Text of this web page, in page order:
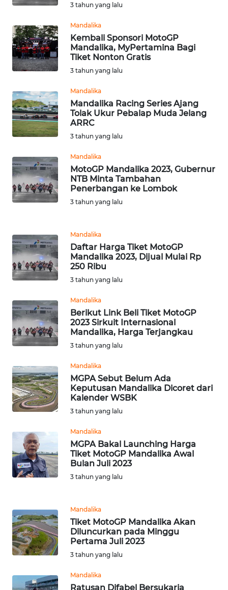
3 tahun yang lalu
Mandalika
Kembali Sponsori MotoGP
Mandalika, MyPertamina Bagi
Tiket Nonton Gratis
3 tahun yang lalu
Mandalika
Mandalika Racing Series Ajang
Tolak Ukur Pebalap Muda Jelang
ARRC
3 tahun yang lalu
Mandalika
MotoGP Mandalika 2023, Gubernur
NTB Minta Tambahan
Penerbangan ke Lombok
3 tahun yang lalu
Mandalika
Daftar Harga Tiket MotoGP
Mandalika 2023, Dijual Mulai Rp
250 Ribu
3 tahun yang lalu
Mandalika
Berikut Link Beli Tiket MotoGP
2023 Sirkuit Internasional
Mandalika, Harga Terjangkau
3 tahun yang lalu
Mandalika
MGPA Sebut Belum Ada
Keputusan Mandalika Dicoret dari
Kalender WSBK
3 tahun yang lalu
Mandalika
MGPA Bakal Launching Harga
Tiket MotoGP Mandalika Awal
Bulan Juli 2023
3 tahun yang lalu
Mandalika
Tiket MotoGP Mandalika Akan
Diluncurkan pada Minggu
Pertama Juli 2023
3 tahun yang lalu
Mandalika
Ratusan Difabel Bersukaria
LESUNG
WN
KARO
WN
SIMALUNGUN
WN
WN
TAPANULI
TENGAH
WN
TEBING
TINGGI
WN
PAKPAK
WN
WN
BEKASI
BOGOR
WN
DEPOK
UTARA
WN
SAMOSIR
WN